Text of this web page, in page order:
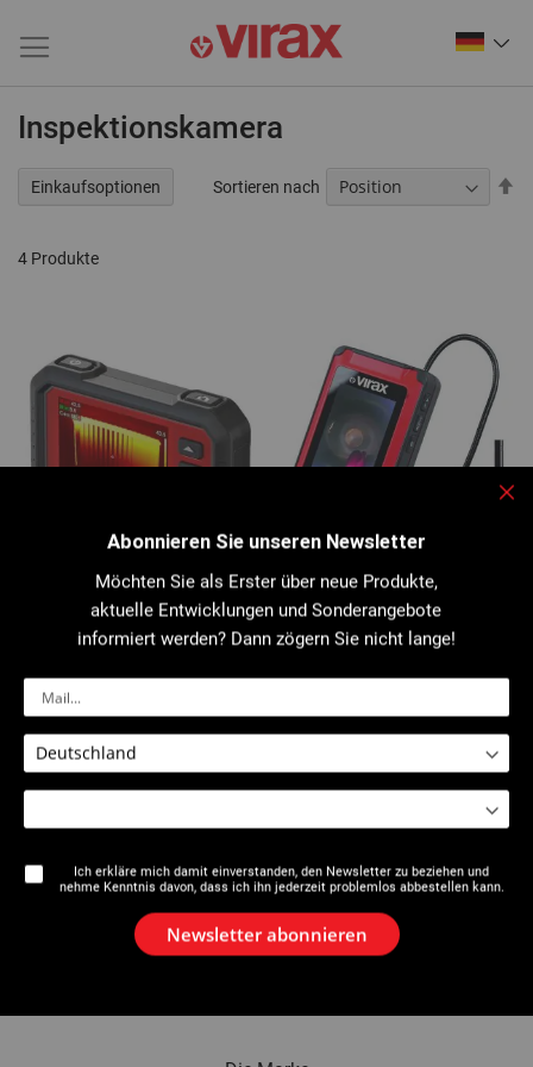
Inspektionskamera
4 Produkte
Sortieren nach
2942 : Thermo Visioval®
wärmekamera
2942: Visioval® 5-in-1
Mikrokamera
2941 : Inspektionskamera Mini
2940 : Inspektionskamera und
Einkaufsoptionen
Abonnieren Sie unseren Newsletter
Möchten Sie als Erster über neue Produkte,
aktuelle Entwicklungen und Sonderangebote
informiert werden? Dann zögern Sie nicht lange!
Ich erkläre mich damit einverstanden, den Newsletter zu beziehen und
nehme Kenntnis davon, dass ich ihn jederzeit problemlos abbestellen kann.
Newsletter abonnieren